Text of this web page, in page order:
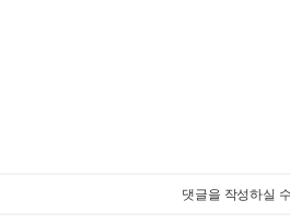
댓글을 작성하실